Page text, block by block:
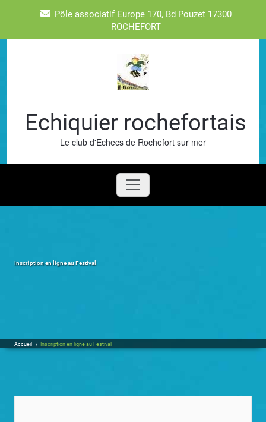
Pôle associatif Europe 170, Bd Pouzet 17300
ROCHEFORT
Echiquier rochefortais
Le club d'Echecs de Rochefort sur mer
Inscription en ligne au Festival
Accueil / Inscription en ligne au Festival